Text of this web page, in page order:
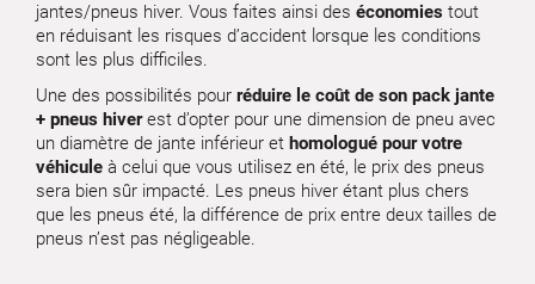
jantes/pneus hiver. Vous faites ainsi des économies tout
en réduisant les risques d’accident lorsque les conditions
sont les plus difficiles.
Une des possibilités pour réduire le coût de son pack jante
+ pneus hiverest d’opter pour une dimension de pneu avec
un diamètre de jante inférieur et homologué pour votre
véhicule à celui que vous utilisez en été, le prix des pneus
sera bien sûr impacté. Les pneus hiver étant plus chers
que les pneus été, la différence de prix entre deux tailles de
pneus n’est pas négligeable.